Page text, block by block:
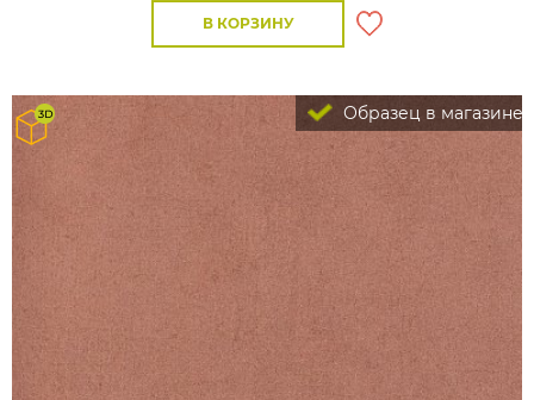
В КОРЗИНУ
Образец в магазине